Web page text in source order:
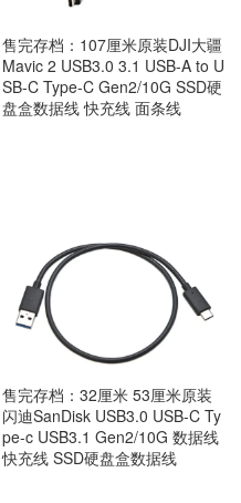
售完存档：107厘米原装DJI大疆
Mavic 2 USB3.0 3.1 USB-A to U
SB-C Type-C Gen2/10G SSD硬
盘盒数据线 快充线 面条线
售完存档：32厘米 53厘米原装
闪迪SanDisk USB3.0 USB-C Ty
pe-c USB3.1 Gen2/10G 数据线
快充线 SSD硬盘盒数据线